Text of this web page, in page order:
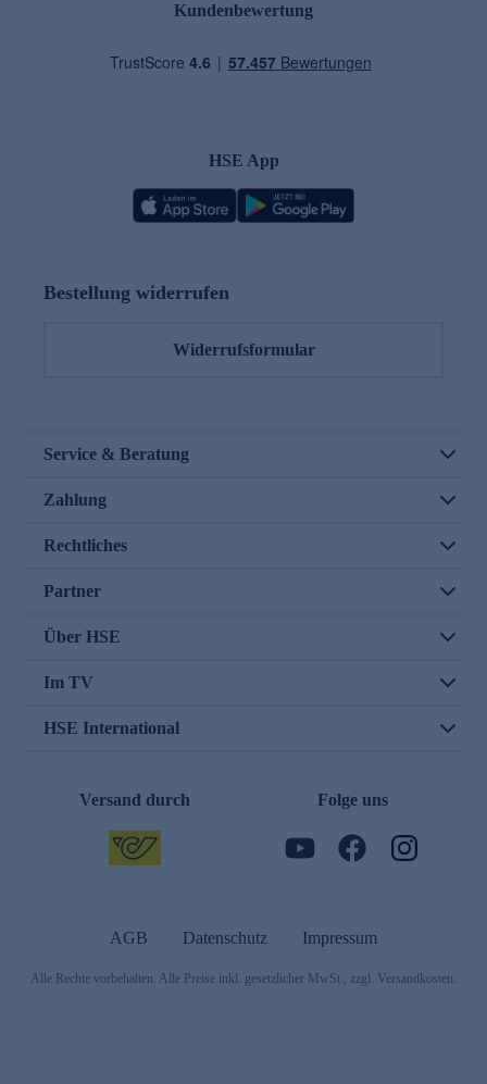
Kundenbewertung
HSE App
Bestellung widerrufen
Widerrufsformular
Service & Beratung
Zahlung
Rechtliches
Partner
Über HSE
Im TV
HSE International
Versand durch Folge uns
AGB Datenschutz Impressum
Alle Rechte vorbehalten. Alle Preise inkl. gesetzlicher MwSt., zzgl. Versandkosten.